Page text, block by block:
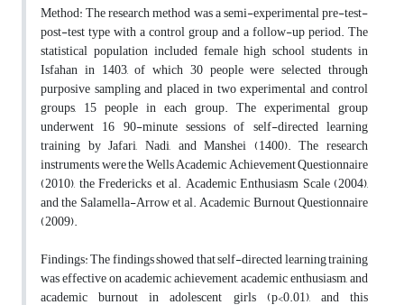
Method: The research method was a semi-experimental pre-test-
post-test type with a control group and a follow-up period. The
statistical population included female high school students in
Isfahan in 1403, of which 30 people were selected through
purposive sampling and placed in two experimental and control
groups, 15 people in each group. The experimental group
underwent 16 90-minute sessions of self-directed learning
training by Jafari, Nadi, and Manshei (1400). The research
instruments were the Wells Academic Achievement Questionnaire
(2010), the Fredericks et al. Academic Enthusiasm Scale (2004),
and the Salamella-Arrow et al. Academic Burnout Questionnaire
(2009).
Findings: The findings showed that self-directed learning training
was effective on academic achievement, academic enthusiasm, and
academic burnout in adolescent girls (p<0.01), and this